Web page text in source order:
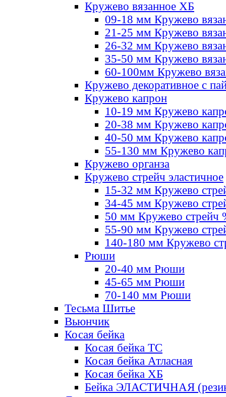
Кружево вязанное ХБ
09-18 мм Кружево
21-25 мм Кружево
26-32 мм Кружево
35-50 мм Кружево
60-100мм Кружево
Кружево декоративное с
Кружево капрон
10-19 мм Кружево
20-38 мм Кружево
40-50 мм Кружево
55-130 мм Кружево
Кружево органза
Кружево стрейч эластичное
15-32 мм Кружево
34-45 мм Кружево
50 мм Кружево стрейч
55-90 мм Кружево
140-180 мм Кружево
Рюши
20-40 мм Рюши
45-65 мм Рюши
70-140 мм Рюши
Тесьма Шитье
Вьюнчик
Косая бейка
Косая бейка ТС
Косая бейка Атласная
Косая бейка ХБ
Бейка ЭЛАСТИЧНАЯ